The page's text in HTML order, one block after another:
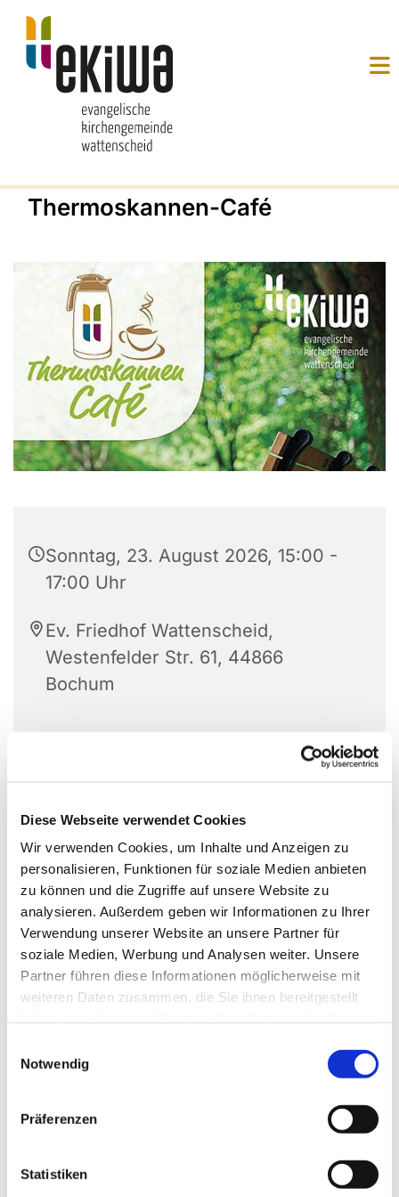
Diese Webseite verwendet Cookies
Wir verwenden Cookies, um Inhalte und Anzeigen zu
personalisieren, Funktionen für soziale Medien anbieten
zu können und die Zugriffe auf unsere Website zu
analysieren. Außerdem geben wir Informationen zu Ihrer
Verwendung unserer Website an unsere Partner für
soziale Medien, Werbung und Analysen weiter. Unsere
Partner führen diese Informationen möglicherweise mit
weiteren Daten zusammen, die Sie ihnen bereitgestellt
Notwendig
Präferenzen
Statistiken
Thermoskannen-Café
Sonntag, 23. August 2026, 15:00 -
17:00 Uhr
Ev. Friedhof Wattenscheid,
Westenfelder Str. 61, 44866
Bochum
Wenn Sie den Friedhof vom Haupteingang her
Rasenstück zwei Holzbänke. Dort erwarten Sie
ehrenamtliche Mitarbeiterinnen und Mitarbeiter, die
offen sind für Gespräche. Sie hören zu, wenn Sie
über Ihren Verlust und Ihre Trauer sprechen wollen.
Sie begleiten Sie zum Grab und schweigen mit
Ihnen, wenn Ihnen nicht nach Reden ist. Sie sind
offen für das, was Ihnen gerade auf der Seele
liegt. Und das alles bei einer Tasse Kaffee aus der
Thermoskanne. Denn beides hat unser